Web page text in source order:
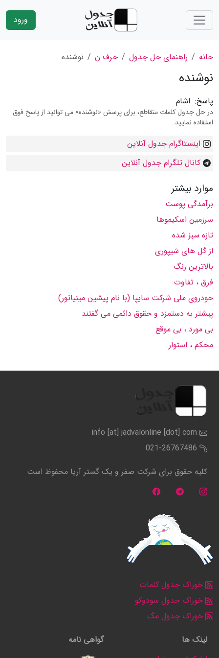
ورود
خانه راهنمای حل جدول حرف ن نوشنده
نوشنده
پاسخ: اشام
در حل جدول کلمات متقاطع، برای پرسش «نوشنده» می توانید از پاسخ فوق
استفاده نمایید.
اینستاگرام جدول آنلاین
کانال تلگرام جدول آنلاین
موارد بیشتر
برآمدگی پوست
سرزمین اسكیموها
تازه سبز شده
از گل های شیپوری
بالاترین رنگ
فرق ، تفاوت
خودروی ملی شركت سایپا (با نام پیشین مینیاتور)
پیشتر به دستمزد و حقوق دائمی می گفتند
بی مورد ، بی موقع
محكم ، استوار
info [at] jadvalonline [dot] com
021-26767486
کلیه حقوق برای شرکت صفر و یک گستر آریا محفوظ است
خوراک جدول کلمات
خوراک جدول سودوکو
خوراک جدول مگ
لینک ها
گواهی نامه